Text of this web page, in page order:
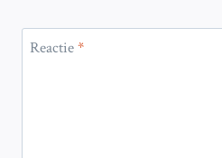
Reactie*